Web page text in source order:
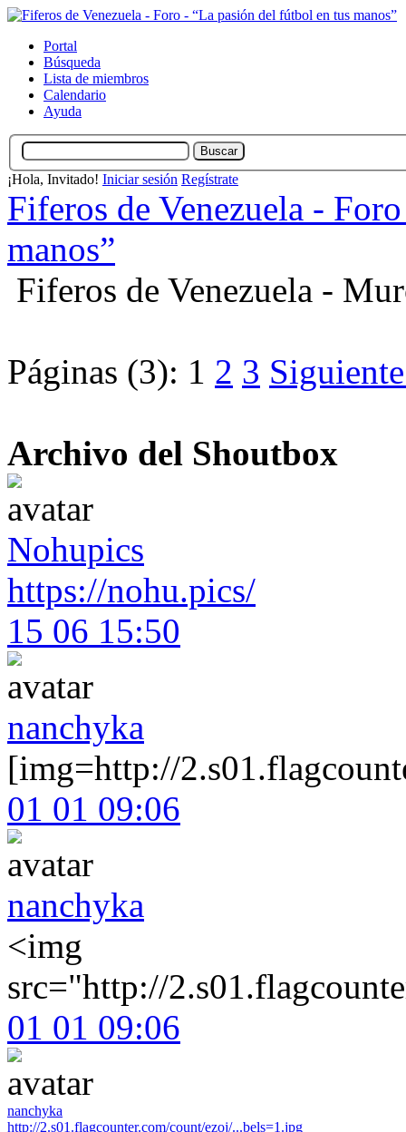
Portal
Búsqueda
Lista de miembros
Calendario
Ayuda
¡Hola, Invitado! Iniciar sesión Regístrate
Fiferos de Venezuela -
manos”
Fiferos de Venezuela -
Páginas (3): 1 2 3
Archivo del Shoutbox
Nohupics
https://nohu.pics/
15 06 15:50
nanchyka
[img=http://
01 01 09:06
nanchyka
<img
src="http://
01 01 09:06
nanchyka
http://2.s01.flagcounter.com/count/ezoj/...bels=1.jpg